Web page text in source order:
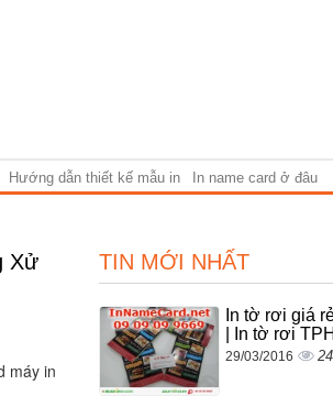
Hướng dẫn thiết kế mẫu in In name card ở đâu
Xử
máy in
TIN MỚI NHẤT
In tờ rơi giá
| In tờ rơi
29/03/2016